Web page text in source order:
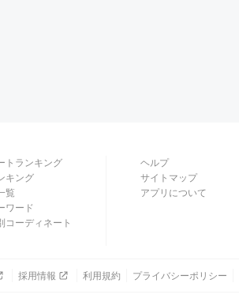
トランキング
キング
覧
ワード
コーディネート
ヘルプ
サイトマップ
アプリについて
採用情報 利用規約 プライバシーポリシー